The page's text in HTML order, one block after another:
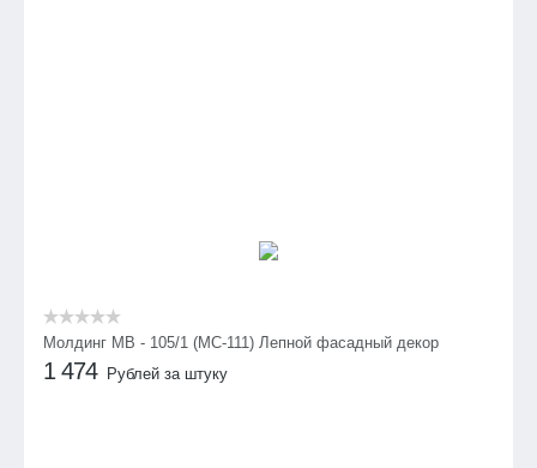
Молдинг МВ - 105/1 (МС-111) Лепной фасадный декор
1 474 Рублей за штуку